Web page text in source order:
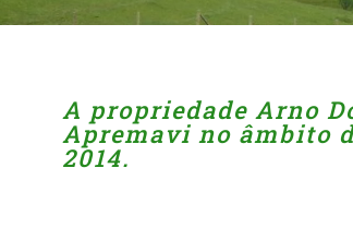
A propriedade Arno
Apremavi no âmbito
2014.